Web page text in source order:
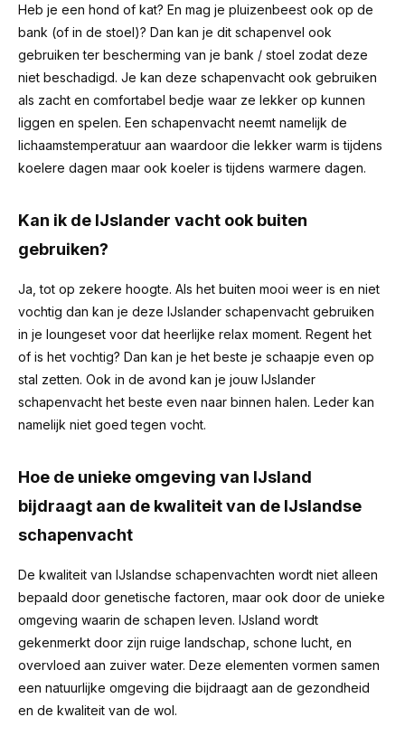
Heb je een hond of kat? En mag je pluizenbeest ook op de
bank (of in de stoel)? Dan kan je dit schapenvel ook
gebruiken ter bescherming van je bank / stoel zodat deze
niet beschadigd. Je kan deze schapenvacht ook gebruiken
als zacht en comfortabel bedje waar ze lekker op kunnen
liggen en spelen. Een schapenvacht neemt namelijk de
lichaamstemperatuur aan waardoor die lekker warm is tijdens
koelere dagen maar ook koeler is tijdens warmere dagen.
Kan ik de IJslander vacht ook buiten
gebruiken?
Ja, tot op zekere hoogte. Als het buiten mooi weer is en niet
vochtig dan kan je deze IJslander schapenvacht gebruiken
in je loungeset voor dat heerlijke relax moment. Regent het
of is het vochtig? Dan kan je het beste je schaapje even op
stal zetten. Ook in de avond kan je jouw IJslander
schapenvacht het beste even naar binnen halen. Leder kan
namelijk niet goed tegen vocht.
Hoe de unieke omgeving van IJsland
bijdraagt aan de kwaliteit van de IJslandse
schapenvacht
De kwaliteit van IJslandse schapenvachten wordt niet alleen
bepaald door genetische factoren, maar ook door de unieke
omgeving waarin de schapen leven. IJsland wordt
gekenmerkt door zijn ruige landschap, schone lucht, en
overvloed aan zuiver water. Deze elementen vormen samen
een natuurlijke omgeving die bijdraagt aan de gezondheid
en de kwaliteit van de wol.